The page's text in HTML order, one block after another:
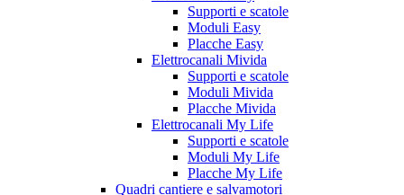
Supporti e scatole
Moduli Easy
Placche Easy
Elettrocanali Mivida
Supporti e scatole
Moduli Mivida
Placche Mivida
Elettrocanali My Life
Supporti e scatole
Moduli My Life
Placche My Life
Quadri cantiere e salvamotori